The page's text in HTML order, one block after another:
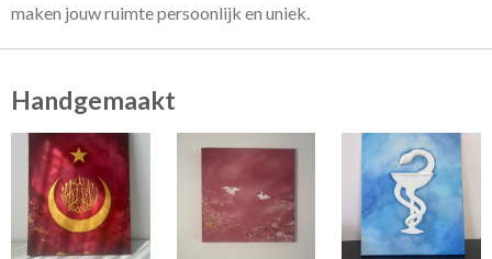
maken jouw ruimte persoonlijk en uniek.
Handgemaakt